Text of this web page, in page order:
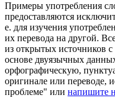
Примеры употребления
предоставляются
е. для изучения
их перевода на другой.
из открытых источников
основе двуязычных
орфографическую,
оригинале или переводе,
проблеме" или напишите